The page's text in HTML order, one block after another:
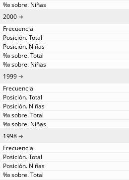
2000
1999
1998